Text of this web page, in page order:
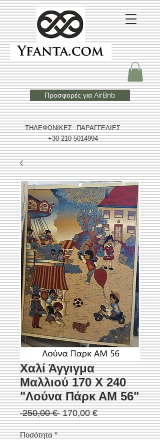
ΤΗΛΕΦΩΝΙΚΕΣ ΠΑΡΑΓΓΕΛΙΕΣ
+30 210 5014994
Προσφορές για AirBnb
Χαλί Άγγιγμα
Μαλλιού 170 Χ 240
"Λούνα Πάρκ ΑΜ 56"
250,00 € Κανονική
τιμή
170,00 €Τιμή
Έκπτωσης
Ποσότητα *